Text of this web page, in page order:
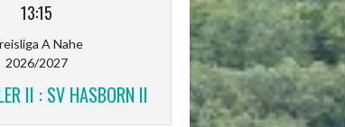
13:15
A Nahe
2026/2027
II : SV HASBORN II